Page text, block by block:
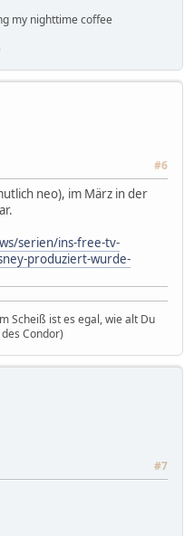
my nighttime coffee
#6
neo), im März in der
serien/ins-free-tv-
produziert-wurde-
Scheiß ist es egal, wie alt Du
Condor)
#7